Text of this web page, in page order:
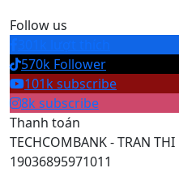
Follow us
570k Follower
101k subscribe
8k subscribe
Thanh toán
TECHCOMBANK - TRAN THI
19036895971011